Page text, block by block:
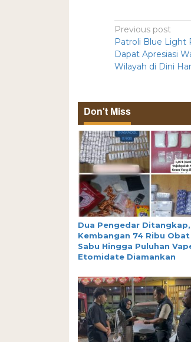
Previous post
Patroli Blue Light
Dapat Apresiasi
Wilayah di Dini
Don't Miss
Dua Pengedar
Kembangan 74 Ribu Obat
Sabu Hingga Puluhan
Etomidate Diamankan